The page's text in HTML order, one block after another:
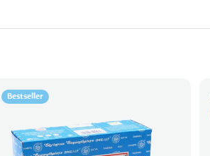
Bestseller